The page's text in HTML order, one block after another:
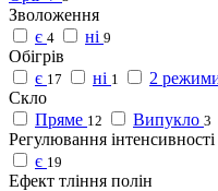
Зволоження
є 4 ні 9
Обігрів
є 17 ні 1 2
Скло
Пряме 12 Випукло 3
Регулювання
є 19
Ефект тління полін